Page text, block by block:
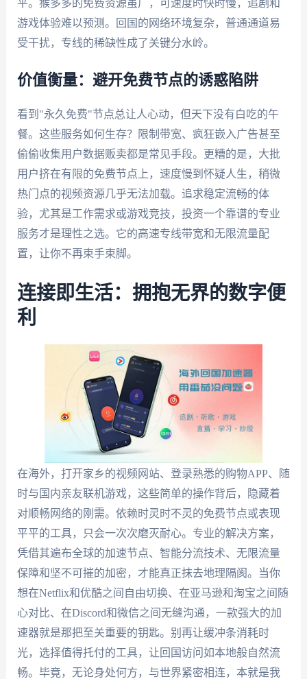
平。猴多多的免费资源虽广，可速度时快时慢，追剧和
游戏体验难以预测。回国的网络环境复杂，普通通道易
受干扰，专线的稀缺性成了关键分水岭。
价值衡量：避开免费节点的诱惑陷阱
看到"永久免费"节点总让人心动，但天下没有白吃的午
餐。这些服务如何生存？限制带宽、疯狂嵌入广告甚至
偷偷收集用户数据贩卖都是常见手段。更糟的是，大批
用户挤在有限的免费节点上，速度慢到怀疑人生，稍微
热门点的视频资源几乎无法加载。追求稳定流畅的体
验，尤其是工作需求或游戏竞技，投资一个靠谱的专业
服务才是理性之选。它的高速专线带宽和无限流量配
置，让你不再束手束脚。
连接即生活：拥抱无界的数字便
利
在海外，打开家乡的视频网站、登录熟悉的购物APP、随
时与国内亲友联机游戏，这些简单的操作背后，隐藏着
对顺畅网络的刚需。依赖时灵时不灵的免费节点或表现
平平的工具，只会一次次磨灭耐心。专业的解决方案，
凭借其遍布全球的加速节点、智能分流技术、无限流量
保障和坚不可摧的加密，才能真正抹去地理隔阂。当你
想在Netflix和优酷之间自由切换、在亚马逊和淘宝之间随
心对比、在Discord和微信之间无缝沟通，一款强大的加
速器就是那把至关重要的钥匙。别再让缓冲条消耗时
光，选择值得托付的工具，让回国访问如本地般自然流
畅。毕竟，无论身处何方，与世界紧密相连，本就是我